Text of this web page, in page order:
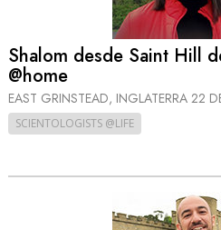
Shalom desde Saint Hill
@home
EAST GRINSTEAD, INGLATERRA 22
SCIENTOLOGISTS @LIFE